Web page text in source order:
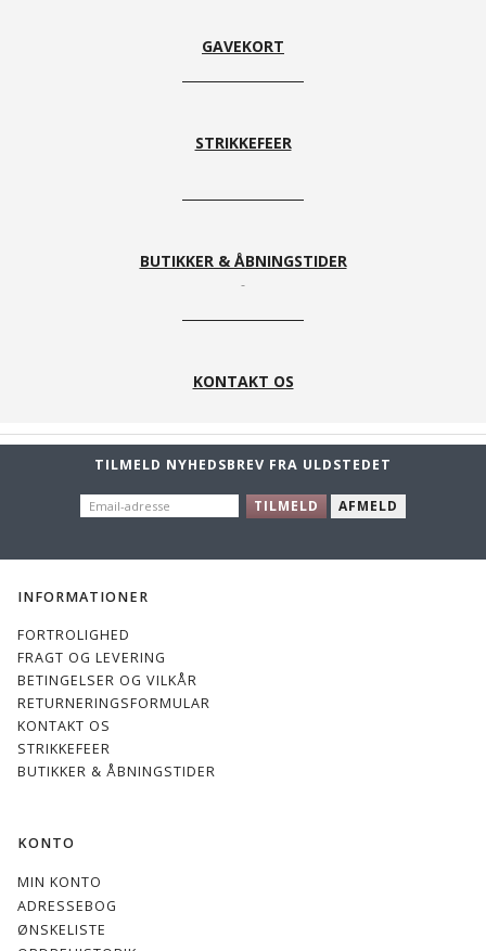
GAVEKORT
STRIKKEFEER
BUTIKKER & ÅBNINGSTIDER
KONTAKT OS
TILMELD NYHEDSBREV FRA ULDSTEDET
EMAIL-
ADRESSE
TILMELD AFMELD
INFORMATIONER
FORTROLIGHED
FRAGT OG LEVERING
BETINGELSER OG VILKÅR
RETURNERINGSFORMULAR
KONTAKT OS
STRIKKEFEER
BUTIKKER & ÅBNINGSTIDER
KONTO
MIN KONTO
ADRESSEBOG
ØNSKELISTE